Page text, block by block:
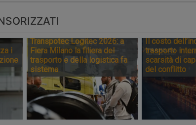
i
Transpotec Logitec 2026: a
Fiera Milano la filiera del
trasporto e della logistica fa
sistema
Il costo
trasporto
scarsità di
del conflitto